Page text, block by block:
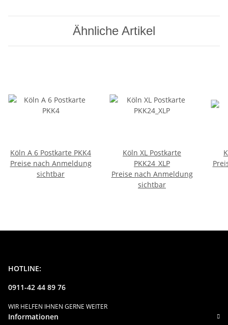
Ähnliche Artikel
Köln A 6 Postkarte PKK4
Preise nach Anmeldung
sichtbar
Köln XL Postkarte
PKK24_XLP
Preise nach Anmeldung
sichtbar
HOTLINE:
0911-42 44 89 76
WIR HELFEN IHNEN GERNE WEITER
Informationen